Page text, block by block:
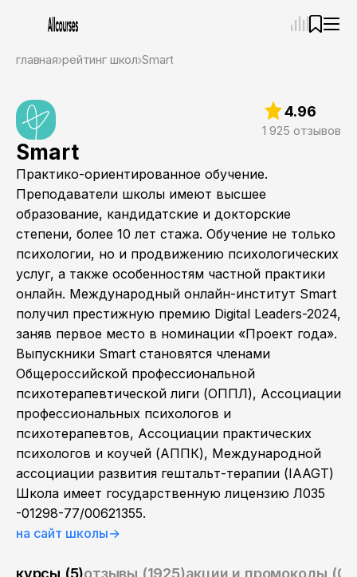
главная рейтинг школ Smart
Smart
4.96
1 925 отзывов
Практико-ориентированное обучение.
Преподаватели школы имеют высшее
образование, кандидатские и докторские
степени, более 10 лет стажа. Обучение не только
психологии, но и продвижению психологических
услуг, а также особенностям частной практики
онлайн. Международный онлайн-институт Smart
получил престижную премию Digital Leaders-2024,
заняв первое место в номинации «Проект года».
Выпускники Smart становятся членами
Общероссийской профессиональной
психотерапевтической лиги (ОППЛ), Ассоциации
профессиональных психологов и
психотерапевтов, Ассоциации практических
психологов и коучей (АППК), Международной
ассоциации развития гештальт-терапии (IAAGT)
Школа имеет государственную лицензию Л035
-01298-77/00621355.
на сайт школы→
курсы (5)отзывы (1925)акции и промокоды (0)
Ассистент
Привет! Я Ваш карьерный навигатор. Подберу
курсы, которые соответствует именно вашим
целям.
Пожалуйста, ответьте на несколько вопросов,
чтобы начать.
Приступим?